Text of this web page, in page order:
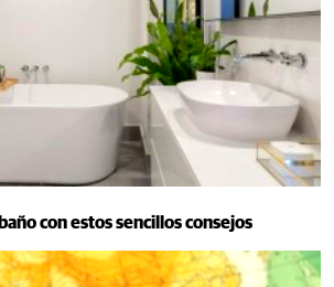
con estos sencillos consejos